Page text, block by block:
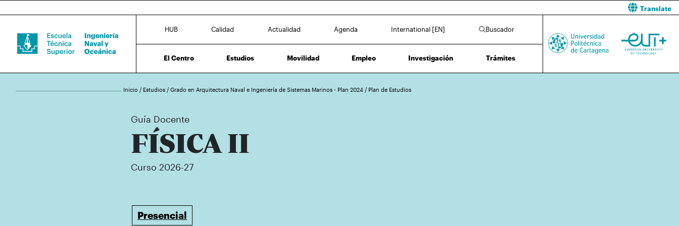
Translate
HUB Calidad Actualidad Agenda International [EN] Buscador
El Centro Estudios Movilidad Empleo Investigación Trámites
Inicio / Estudios / Grado en Arquitectura Naval e Ingeniería de Sistemas Marinos - Plan 2024 / Plan de Estudios
Guía Docente
FÍSICA II
Curso 2026-27
Presencial